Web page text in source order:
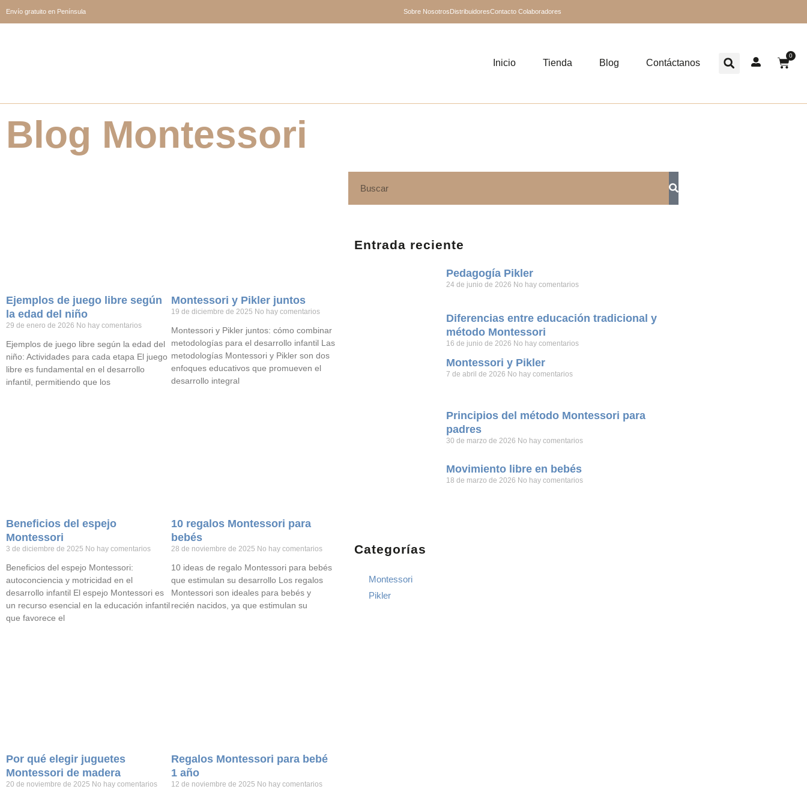
Envío gratuito en Península Sobre NosotrosDistribuidoresContacto Colaboradores
Inicio Tienda Blog Contáctanos
0
Blog Montessori
Ejemplos de juego libre según
la edad del niño
29 de enero de 2026 No hay comentarios
Ejemplos de juego libre según la edad del
niño: Actividades para cada etapa El juego
libre es fundamental en el desarrollo
infantil, permitiendo que los
Montessori y Pikler juntos
19 de diciembre de 2025 No hay comentarios
Montessori y Pikler juntos: cómo combinar
metodologías para el desarrollo infantil Las
metodologías Montessori y Pikler son dos
enfoques educativos que promueven el
desarrollo integral
Beneficios del espejo
Montessori
3 de diciembre de 2025 No hay comentarios
Beneficios del espejo Montessori:
autoconciencia y motricidad en el
desarrollo infantil El espejo Montessori es
un recurso esencial en la educación infantil
que favorece el
10 regalos Montessori para
bebés
28 de noviembre de 2025 No hay comentarios
10 ideas de regalo Montessori para bebés
que estimulan su desarrollo Los regalos
Montessori son ideales para bebés y
recién nacidos, ya que estimulan su
Por qué elegir juguetes
Montessori de madera
20 de noviembre de 2025 No hay comentarios
Regalos Montessori para bebé
1 año
12 de noviembre de 2025 No hay comentarios
Entrada reciente
Pedagogía Pikler
24 de junio de 2026 No hay comentarios
Diferencias entre educación tradicional y
método Montessori
16 de junio de 2026 No hay comentarios
Montessori y Pikler
7 de abril de 2026 No hay comentarios
Principios del método Montessori para
padres
30 de marzo de 2026 No hay comentarios
Movimiento libre en bebés
18 de marzo de 2026 No hay comentarios
Categorías
Montessori
Pikler